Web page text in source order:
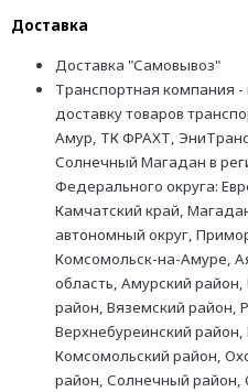
Доставка
Доставка "Самовывоз"
Транспортная компания
доставку товаров
Амур, ТК ФРАХТ,
Солнечный Магадан в
Федерального округа:
Камчатский край,
автономный округ,
Комсомольск-на-Амуре,
область, Амурский
район, Вяземский район,
Верхнебуреинский район,
Комсомольский район,
район, Солнечный район,